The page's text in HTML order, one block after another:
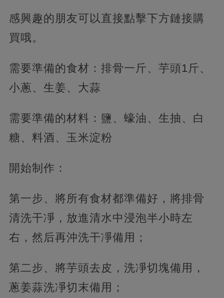
感興趣的朋友可以直接點擊下方鏈接購
買哦。
需要準備的食材：排骨一斤、芋頭1斤、
小蔥、生姜、大蒜
需要準備的材料：鹽、蠔油、生抽、白
糖、料酒、玉米淀粉
開始制作：
第一步、將所有食材都準備好，將排骨
清洗干凈，放進清水中浸泡半小時左
右，然后再沖洗干凈備用；
第二步、將芋頭去皮，洗凈切塊備用，
蔥姜蒜洗凈切末備用；